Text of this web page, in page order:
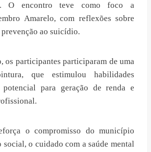
O encontro teve como foco a
Amarelo, com reflexões sobre
prevenção ao suicídio.
os participantes participaram de uma
que estimulou habilidades
potencial para geração de renda e
o compromisso do município
social, o cuidado com a saúde mental